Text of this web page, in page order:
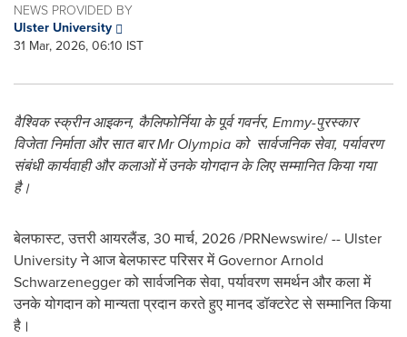
NEWS PROVIDED BY
Ulster University
31 Mar, 2026, 06:10 IST
वैश्विक स्क्रीन आइकन, कैलिफोर्निया के पूर्व गवर्नर, Emmy-पुरस्कार
विजेता निर्माता और सात बारMr Olympia को सार्वजनिक सेवा, पर्यावरण
संबंधी कार्यवाही और कलाओं मेंउनके योगदानके लिएसम्मानितकिया गया
है।
बेलफास्ट, उत्तरी आयरलैंड, 30 मार्च, 2026/PRNewswire/ -- Ulster
University ने आज बेलफास्ट परिसर में Governor Arnold
Schwarzenegger को सार्वजनिक सेवा, पर्यावरण समर्थन और कला में
उनके योगदान को मान्यता प्रदान करते हुए मानद डॉक्टरेट से सम्मानित किया
है।